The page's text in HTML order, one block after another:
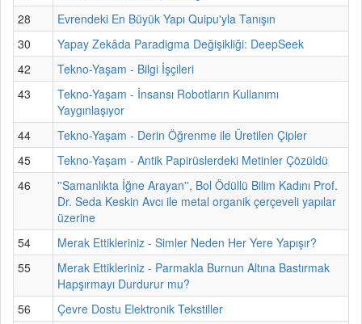
28
Evrendeki En Büyük Yapı Quipu'yla Tanışın
30
Yapay Zekâda Paradigma Değişikliği: DeepSeek
42
Tekno-Yaşam - Bilgi İşçileri
43
Tekno-Yaşam - İnsansı Robotların Kullanımı
Yaygınlaşıyor
44
Tekno-Yaşam - Derin Öğrenme ile Üretilen Çipler
45
Tekno-Yaşam - Antik Papirüslerdeki Metinler Çözüldü
46
''Samanlıkta İğne Arayan'', Bol Ödüllü Bilim Kadını Prof.
Dr. Seda Keskin Avcı ile metal organik çerçeveli yapılar
üzerine
54
Merak Ettikleriniz - Simler Neden Her Yere Yapışır?
55
Merak Ettikleriniz - Parmakla Burnun Altına Bastırmak
Hapşırmayı Durdurur mu?
56
Çevre Dostu Elektronik Tekstiller